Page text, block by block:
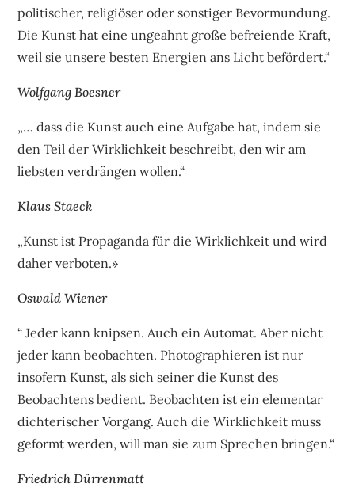
politischer, religiöser oder sonstiger Bevormundung.
Die Kunst hat eine ungeahnt große befreiende Kraft,
weil sie unsere besten Energien ans Licht befördert.“
Wolfgang Boesner
„… dass die Kunst auch eine Aufgabe hat, indem sie
den Teil der Wirklichkeit beschreibt, den wir am
liebsten verdrängen wollen.“
Klaus Staeck
„Kunst ist Propaganda für die Wirklichkeit und wird
daher verboten.»
Oswald Wiener
“ Jeder kann knipsen. Auch ein Automat. Aber nicht
jeder kann beobachten. Photographieren ist nur
insofern Kunst, als sich seiner die Kunst des
Beobachtens bedient. Beobachten ist ein elementar
dichterischer Vorgang. Auch die Wirklichkeit muss
geformt werden, will man sie zum Sprechen bringen.“
Friedrich Dürrenmatt